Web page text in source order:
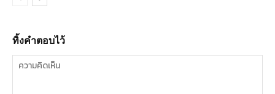
ทิ้งคำตอบไว้